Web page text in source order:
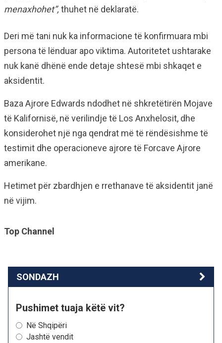
menaxhohet”, thuhet në deklaratë.
Deri më tani nuk ka informacione të konfirmuara mbi
persona të lënduar apo viktima. Autoritetet ushtarake
nuk kanë dhënë ende detaje shtesë mbi shkaqet e
aksidentit.
Baza Ajrore Edwards ndodhet në shkretëtirën Mojave
të Kalifornisë, në verilindje të Los Anxhelosit, dhe
konsiderohet një nga qendrat më të rëndësishme të
testimit dhe operacioneve ajrore të Forcave Ajrore
amerikane.
Hetimet për zbardhjen e rrethanave të aksidentit janë
në vijim.
Top Channel
SONDAZH
Pushimet tuaja këtë vit?
Në Shqipëri
Jashtë vendit